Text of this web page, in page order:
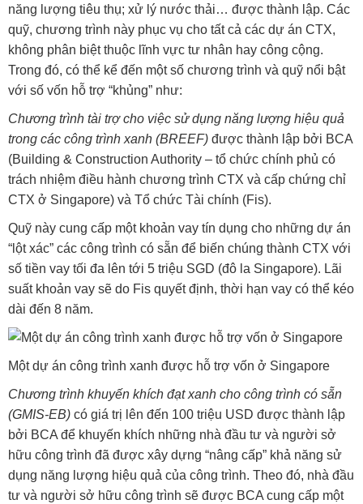
năng lượng tiêu thụ; xử lý nước thải… được thành lập. Các
quỹ, chương trình này phục vụ cho tất cả các dự án CTX,
không phân biệt thuộc lĩnh vực tư nhân hay công cộng.
Trong đó, có thể kể đến một số chương trình và quỹ nổi bật
với số vốn hỗ trợ “khủng” như:
Chương trình tài trợ cho việc sử dụng năng lượng hiệu quả
trong các công trình xanh (BREEF) được thành lập bởi BCA
(Building & Construction Authority – tổ chức chính phủ có
trách nhiệm điều hành chương trình CTX và cấp chứng chỉ
CTX ở Singapore) và Tổ chức Tài chính (Fis).
Quỹ này cung cấp một khoản vay tín dụng cho những dự án
“lột xác” các công trình có sẵn để biến chúng thành CTX với
số tiền vay tối đa lên tới 5 triệu SGD (đô la Singapore). Lãi
suất khoản vay sẽ do Fis quyết định, thời hạn vay có thể kéo
dài đến 8 năm.
Một dự án công trình xanh được hỗ trợ vốn ở Singapore
Chương trình khuyến khích đạt xanh cho công trình có sẵn
(GMIS-EB) có giá trị lên đến 100 triệu USD được thành lập
bởi BCA để khuyến khích những nhà đầu tư và người sở
hữu công trình đã được xây dựng “nâng cấp” khả năng sử
dụng năng lượng hiệu quả của công trình. Theo đó, nhà đầu
tư và người sở hữu công trình sẽ được BCA cung cấp một